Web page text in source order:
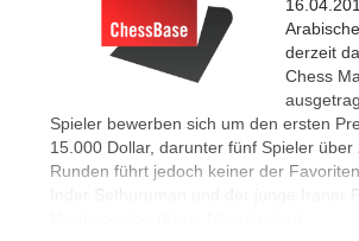
derzeit
Chess
Spieler bewerben sich um den ersten
15.000 Dollar, darunter fünf Spieler
Runden führt jedoch keiner der
Inder Sethuruman und der junge Iraner